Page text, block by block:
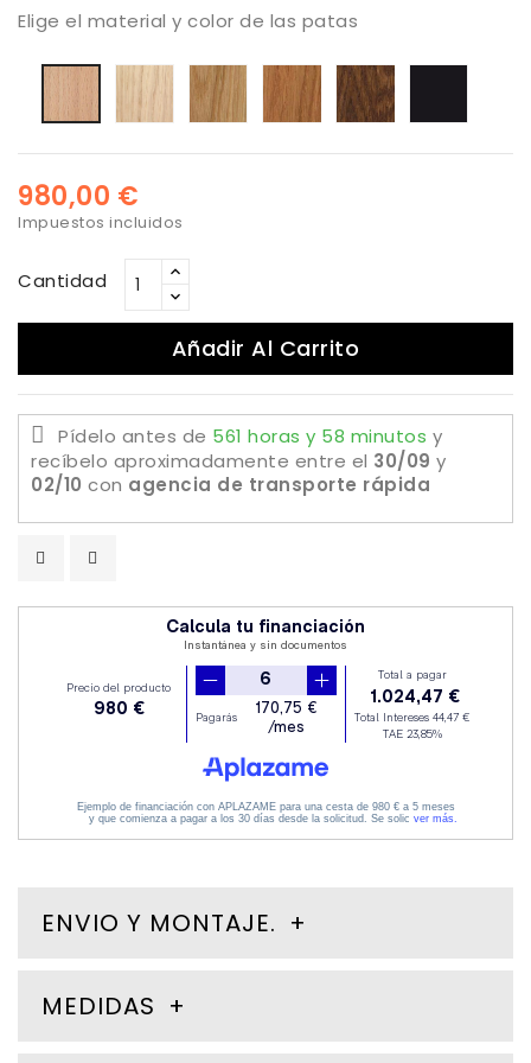
Elige el material y color de las patas
barnizado
natural
Roble
blanqueado
Roble
barnizado
natural
Roble
medio
Roble
oscuro
980,00 €
Impuestos incluidos
Cantidad
Añadir Al Carrito
Pídelo antes de 561 horas y 58 minutos y
recíbelo aproximadamente entre el 30/09 y
02/10 con agencia de transporte rápida
ENVIO Y MONTAJE.
MEDIDAS